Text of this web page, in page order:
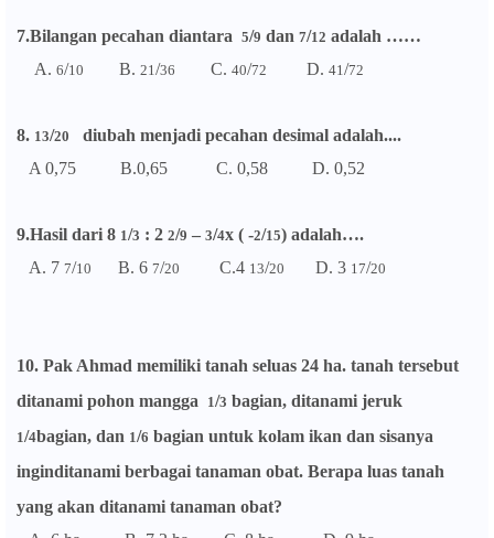
7.Bilangan pecahan diantara 5/9 dan 7/12 adalah ……
A. 6/10 B. 21/36 C. 40/72 D. 41/72
8. 13/20
diubah menjadi pecahan desimal adalah....
A 0,75 B.0,65 C. 0,58 D. 0,52
9.Hasil dari 8 1/3 : 2 2/9 – 3/4x ( -2/15) adalah….
A. 7 7/10 B. 6 7/20 C.4 13/20 D. 3 17/20
10. Pak Ahmad memiliki tanah seluas 24 ha. tanah tersebut
ditanami pohon mangga
1/3 bagian, ditanami jeruk
1/4bagian, dan 1/6 bagian untuk kolam ikan dan sisanya
inginditanami berbagai tanaman obat. Berapa luas tanah
yang akan ditanami tanaman obat?